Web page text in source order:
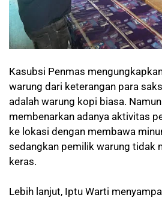
Kasubsi Penmas
warung dari keterangan para
adalah warung kopi biasa.
membenarkan adanya aktivitas
ke lokasi dengan membawa
sedangkan pemilik warung tidak
keras.
Lebih lanjut, Iptu Warti